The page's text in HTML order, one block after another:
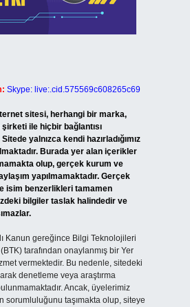
Skype: live:.cid.575569c608265c69
sitesi, herhangi bir marka,
ile hiçbir bağlantısı
yalnızca kendi hazırladığımız
Burada yer alan içerikler
olup, gerçek kurum ve
yapılmamaktadır. Gerçek
isim benzerlikleri tamamen
bilgiler taslak halindedir ve
Kanun gereğince Bilgi Teknolojileri
tarafından onaylanmış bir Yer
vermektedir. Bu nedenle, sitedeki
denetleme veya araştırma
Ancak, üyelerimiz
sorumluluğunu taşımakta olup, siteye